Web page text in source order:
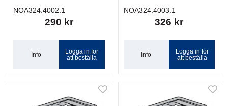
NOA324.4002.1
290 kr
Info
Logga in för
att beställa
NOA324.4003.1
326 kr
Info
Logga in för
att beställa